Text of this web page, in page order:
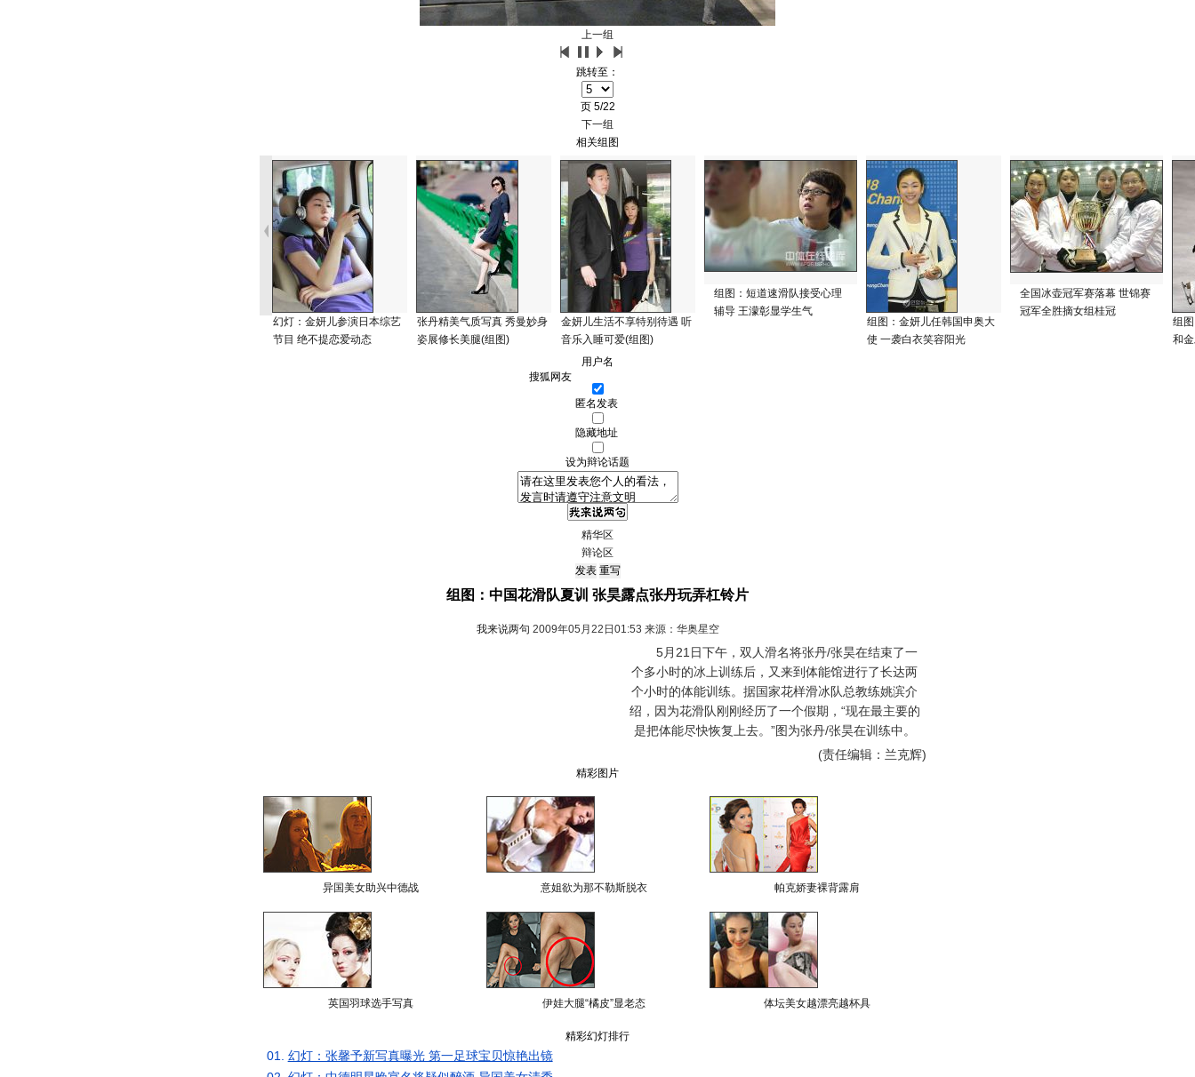
上一组
跳转至：
页 5/22
下一组
相关组图
幻灯：金妍儿参演日本综艺
节目 绝不提恋爱动态
张丹精美气质写真 秀曼妙身
姿展修长美腿(组图)
金妍儿生活不享特别待遇 听
音乐入睡可爱(组图)
组图：短道速滑队接受心理
辅导 王濛彰显学生气
组图：金妍儿任韩国申奥大
使 一袭白衣笑容阳光
全国冰壶冠军赛落幕 世锦赛
冠军全胜摘女组桂冠
组
和
用户名
匿名发表
隐藏地址
设为辩论话题
精华区
辩论区
组图：中国花滑队夏训 张昊露点张丹玩弄杠铃片
我来说两句 2009年05月22日01:53 来源：华奥星空
5月21日下午，双人滑名将张丹/张昊在结束了一
个多小时的冰上训练后，又来到体能馆进行了长达两
个小时的体能训练。据国家花样滑冰队总教练姚滨介
绍，因为花滑队刚刚经历了一个假期，“现在最主要的
是把体能尽快恢复上去。”图为张丹/张昊在训练中。
(责任编辑：兰克辉)
精彩图片
异国美女助兴中德战 意姐欲为那不勒斯脱衣 帕克娇妻裸背露肩
英国羽球选手写真 伊娃大腿“橘皮”显老态 体坛美女越漂亮越杯具
精彩幻灯排行
01. 幻灯：张馨予新写真曝光 第一足球宝贝惊艳出镜